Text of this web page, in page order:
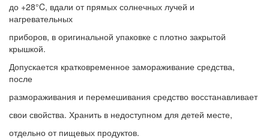
до +28°C, вдали от прямых солнечных лучей и
нагревательных
приборов, в оригинальной упаковке с плотно закрытой
крышкой.
Допускается кратковременное замораживание средства,
после
размораживания и перемешивания средство восстанавливает
свои свойства. Хранить в недоступном для детей месте,
отдельно от пищевых продуктов.